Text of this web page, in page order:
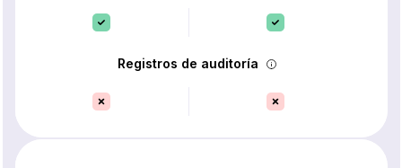
Registros de auditoría